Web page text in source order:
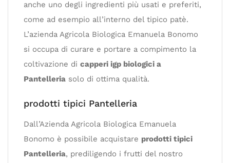
anche uno degli ingredienti più usati e preferiti,
come ad esempio all’interno del tipico patè.
L’azienda Agricola Biologica Emanuela Bonomo
si occupa di curare e portare a compimento la
coltivazione di capperi igp biologici a
Pantelleria solo di ottima qualità.
prodotti tipici Pantelleria
Dall’Azienda Agricola Biologica Emanuela
Bonomo è possibile acquistare prodotti tipici
Pantelleria, prediligendo i frutti del nostro